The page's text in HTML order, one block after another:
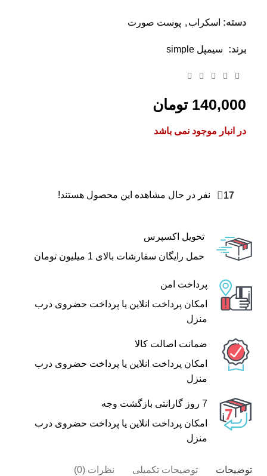
دسته: اسکراب , پوست صورت
برند: سیمپل simple
140,000 تومان
در انبار موجود نمی باشد
17 نفر در حال مشاهده این محصول هستند!
تحویل اکسپرس
حمل رایگان سفارشات بالای 1 میلیون تومان
پرداخت امن
امکان پرداخت انلاین یا پرداخت حضروی درب
منزل
ضمانت اصالت کالا
امکان پرداخت انلاین یا پرداخت حضروی درب
منزل
7 روز گارانتی بازگشت وجه
امکان پرداخت انلاین یا پرداخت حضروی درب
منزل
توضیحات توضیحات تکمیلی نظرات (0)